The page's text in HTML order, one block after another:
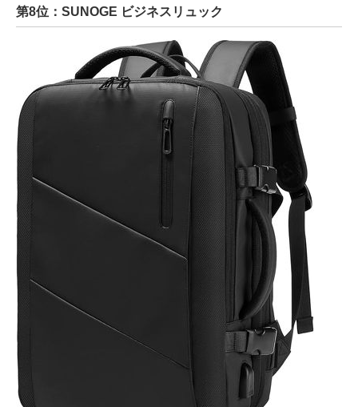
第8位：SUNOGE ビジネスリュック